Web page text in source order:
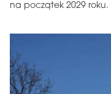
na początek 2029 roku.